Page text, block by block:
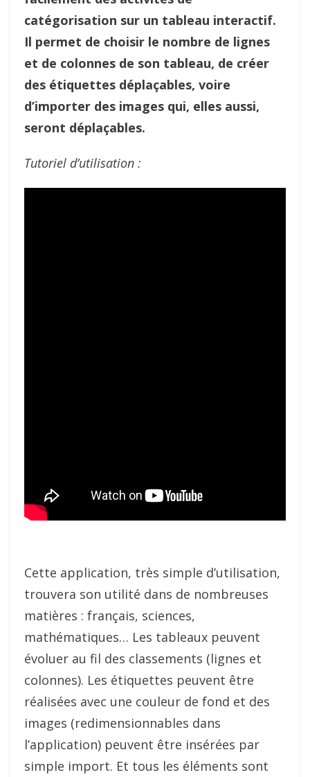
catégorisation sur un tableau interactif.
Il permet de choisir le nombre de lignes
et de colonnes de son tableau, de créer
des étiquettes déplaçables, voire
d’importer des images qui, elles aussi,
seront déplaçables.
Tutoriel d’utilisation :
Cette application, très simple d’utilisation,
trouvera son utilité dans de nombreuses
matières : français, sciences,
mathématiques… Les tableaux peuvent
évoluer au fil des classements (lignes et
colonnes). Les étiquettes peuvent être
réalisées avec une couleur de fond et des
images (redimensionnables dans
l’application) peuvent être insérées par
simple import. Et tous les éléments sont